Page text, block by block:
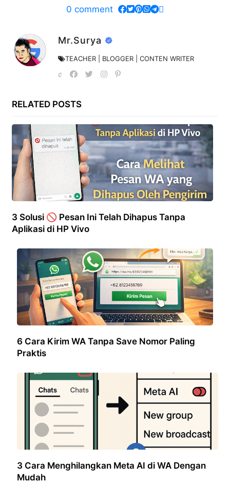
0 comment
Mr.Surya
TEACHER | BLOGGER | CONTEN WRITER
RELATED POSTS
3 Solusi 🚫 Pesan Ini Telah Dihapus Tanpa
Aplikasi di HP Vivo
6 Cara Kirim WA Tanpa Save Nomor Paling
Praktis
3 Cara Menghilangkan Meta AI di WA Dengan
Mudah